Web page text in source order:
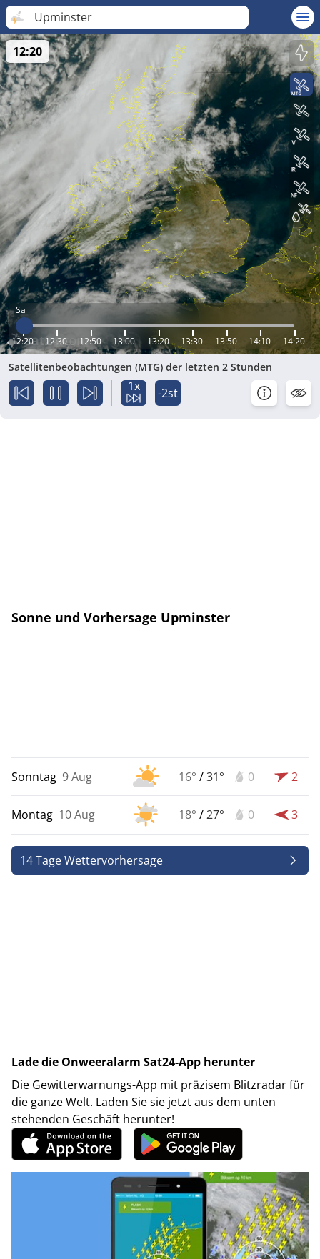
Upminster
Sa
12:20 12:30 12:50 13:00 13:20 13:30 13:50 14:10 14:20
12:20
Satellitenbeobachtungen (MTG) der letzten 2 Stunden
1x -2st
Sonne und Vorhersage Upminster
Sonntag 9 Aug 16° /31° 0 2
Montag 10 Aug 18° /27° 0 3
14 Tage Wettervorhersage
Lade die Onweeralarm Sat24-App herunter
Die Gewitterwarnungs-App mit präzisem Blitzradar für
die ganze Welt. Laden Sie sie jetzt aus dem unten
stehenden Geschäft herunter!